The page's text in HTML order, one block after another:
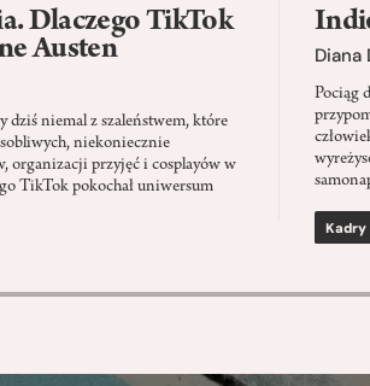
Dlaczego TikTok
Austen
dziś niemal z szaleństwem, które
niekoniecznie
organizacji przyjęć i cosplayów w
TikTok pokochał uniwersum
Diana
Pociąg
Kadry